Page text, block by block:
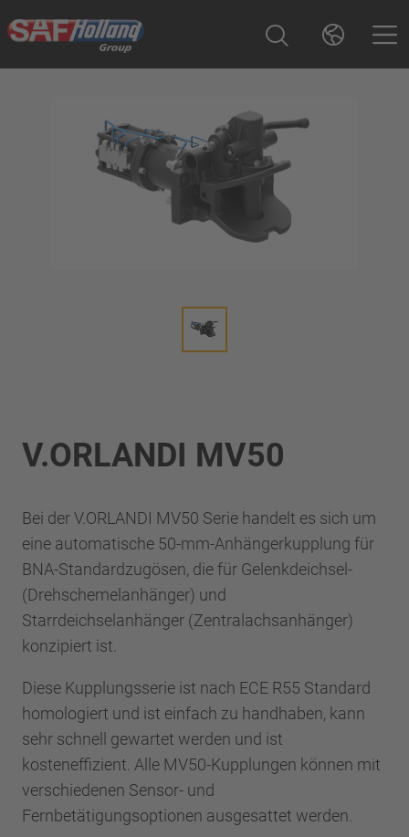
V.ORLANDI MV50
Bei der V.ORLANDI MV50 Serie handelt es sich um
eine automatische 50-mm-Anhängerkupplung für
BNA-Standardzugösen, die für Gelenkdeichsel-
(Drehschemelanhänger) und
Starrdeichselanhänger (Zentralachsanhänger)
konzipiert ist.
Diese Kupplungsserie ist nach ECE R55 Standard
homologiert und ist einfach zu handhaben, kann
sehr schnell gewartet werden und ist
kosteneffizient. Alle MV50-Kupplungen können mit
verschiedenen Sensor- und
Fernbetätigungsoptionen ausgesattet werden.